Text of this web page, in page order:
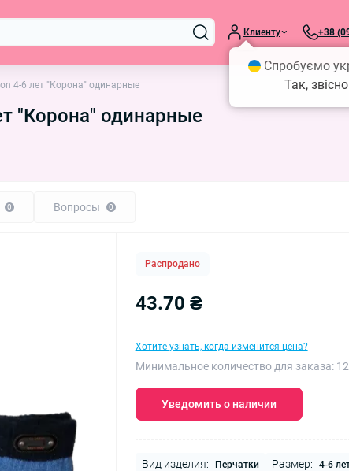
Клиенту +38
4-6 лет "Корона" одинарные
"Корона" одинарные
0 Вопросы 0
Распродано
43.70 ₴
Хотите узнать, когда изменится цена?
Минимальное количество для заказа: 12
Уведомить о наличии
Вид изделия: Перчатки Размер: 4-6
Спробуємо
Так,